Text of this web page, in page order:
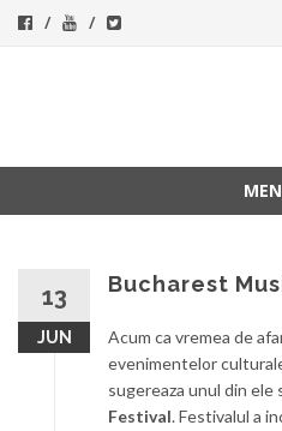
13
JUN
Bucharest
Acum ca vremea de
evenimentelor
sugereaza unul din ele
Festival. Festivalul a